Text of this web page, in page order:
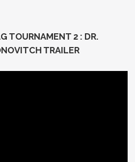
TOURNAMENT 2 : DR.
TRAILER